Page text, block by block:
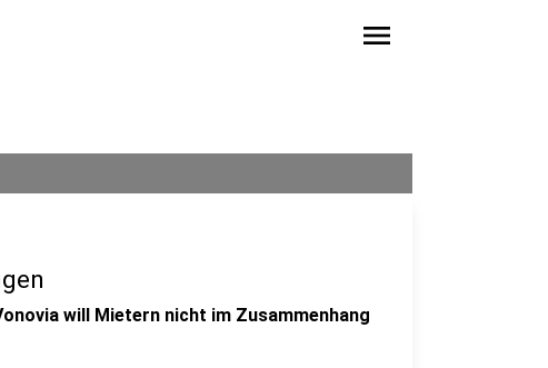
menu
will Mietern nicht im Zusammenhang